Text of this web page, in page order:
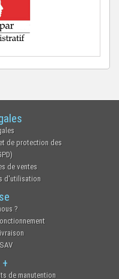
de protection des
de ventes
d'utilisation
?
de manutention